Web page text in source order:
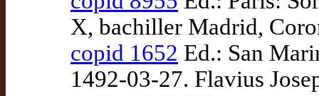
X, bachiller Madrid,
copid 1652 Ed.: San
1492-03-27. Flavius